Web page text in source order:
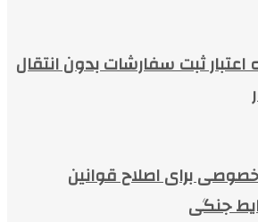
اعتبار ثبت سفارشات بدون انتقال
برای اصلاح قوانین
جنگی